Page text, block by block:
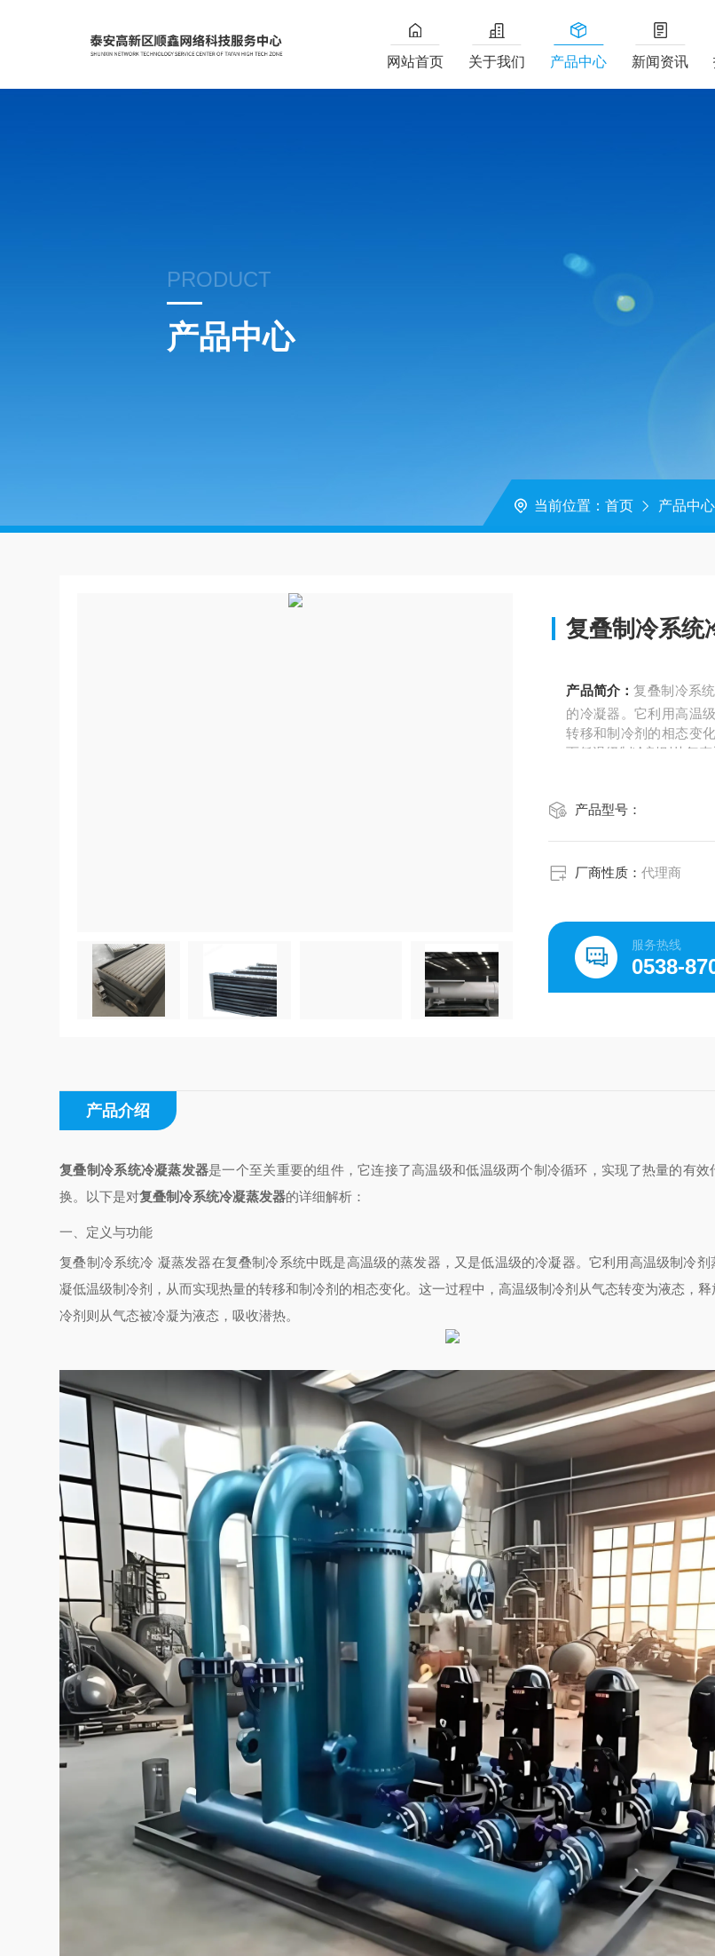
网站首页 关于我们 产品中心 新闻资讯
PRODUCT
产品中心
当前位置： 首页 产品中心
复叠制冷系统
产品简介：复叠制冷系
的冷凝器。它利用高温
转移和制冷剂的相态变
而低温级制冷剂则从气态
产品型号：
厂商性质：代理商
服务热线
0538-
产品介绍
复叠制冷系统冷凝蒸发器是一个至关重要的组件，它连接了高温级和低温级两个制冷循环，实现了热量的有
换。以下是对复叠制冷系统冷凝蒸发器的详细解析：
一、定义与功能
复叠制冷系统冷 凝蒸发器在复叠制冷系统中既是高温级的蒸发器，又是低温级的冷凝器。它利用高温级制冷
凝低温级制冷剂，从而实现热量的转移和制冷剂的相态变化。这一过程中，高温级制冷剂从气态转变为液态，释
冷剂则从气态被冷凝为液态，吸收潜热。